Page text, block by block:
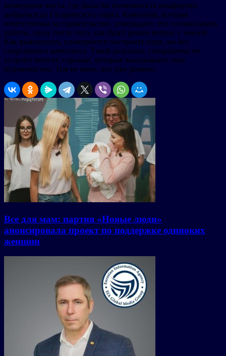
возведение моста, где была бы возможность комфортно
добраться до Гагаринского парка. Компания, которая
ответственна за строительство, утверждает, что готова начать
работы, сразу после того, как будет решен вопрос с землей.
Как выяснилось, планируется построить парк, но без
спортивного комплекса. Такой результат, совершенно не
устроил многих горожан, которые выказывают свое
недовольство. Тем не мене, все уже решено.
Все для мам: партия «Новые люди»
анонсировала проект по поддержке одиноких
женщин